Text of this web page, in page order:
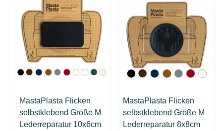
MastaPlasta Flicken
selbstklebend Größe M
Lederreparatur 10x6cm
MastaPlasta Flicken
selbstklebend Größe M
Lederreparatur 8x8cm